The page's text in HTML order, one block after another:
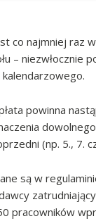
co najmniej raz
– niezwłocznie
powinna
(np. 5., 7.
są w
pracowników